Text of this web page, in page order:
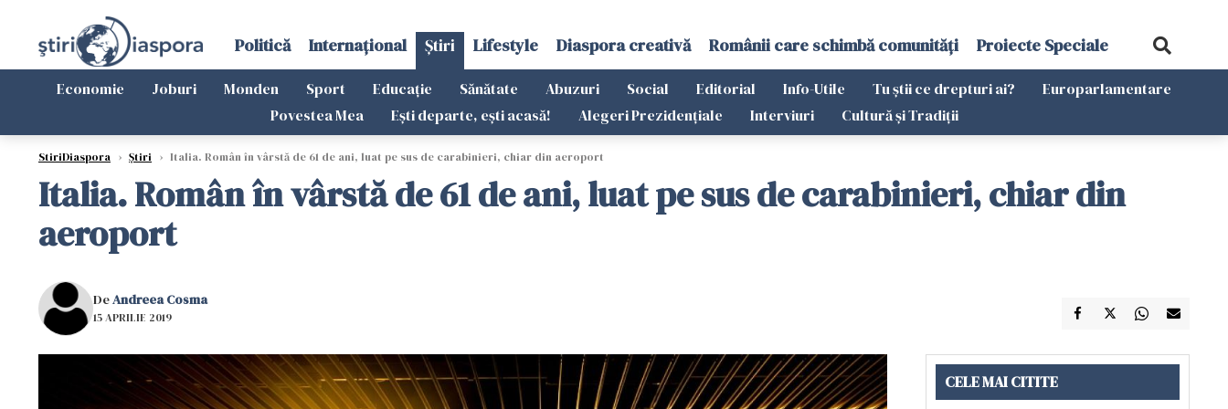
Politică Internațional Știri Lifestyle Diaspora creativă Românii care schimbă comunități Proiecte Speciale
Economie Joburi Monden Sport Educație Sănătate Abuzuri Social Editorial Info-Utile Tu știi ce drepturi ai?
Europarlamentare
Povestea Mea
Ești departe, ești acasă! Alegeri Prezidențiale Interviuri Cultură și Tradiții
StiriDiaspora › Știri › Italia. Român în vârstă de 61 de ani, luat pe sus de carabinieri, chiar din aeroport
Italia. Român în vârstă de 61 de ani, luat pe sus de carabinieri, chiar din
aeroport
DeAndreea Cosma
15 APRILIE 2019
CELE MAI CITITE